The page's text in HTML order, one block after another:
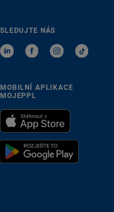
SLEDUJTE NÁS
MOBILNÍ APLIKACE
MOJEPPL